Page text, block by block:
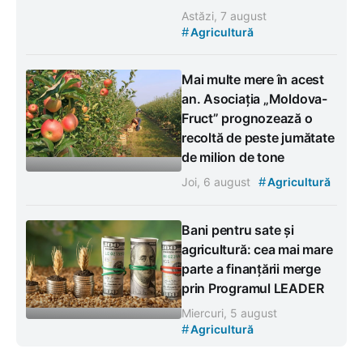
Astăzi, 7 august
#Agricultură
Mai multe mere în acest
an. Asociația „Moldova-
Fruct” prognozează o
recoltă de peste jumătate
de milion de tone
Joi, 6 august #Agricultură
Bani pentru sate și
agricultură: cea mai mare
parte a finanțării merge
prin Programul LEADER
Miercuri, 5 august
#Agricultură